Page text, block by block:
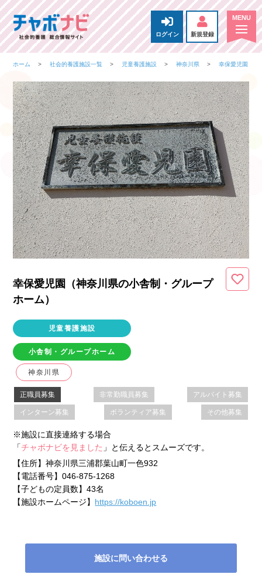
ログイン 新規登録
ホーム 社会的養護施設一覧 児童養護施設 神奈川県 幸保愛児園
幸保愛児園（神奈川県の小舎制・グループ
ホーム）
児童養護施設
小舎制・グループホーム
神奈川県
正職員募集 非常勤職員募集 アルバイト募集
インターン募集 ボランティア募集 その他募集
※施設に直接連絡する場合
「チャボナビを見ました 」と伝えるとスムーズです。
【住所】神奈川県三浦郡葉山町一色932
【電話番号】046-875-1268
【子どもの定員数】43名
【施設ホームページ】 https://koboen.jp
施設に問い合わせる